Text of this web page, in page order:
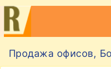
Продажа офисов,